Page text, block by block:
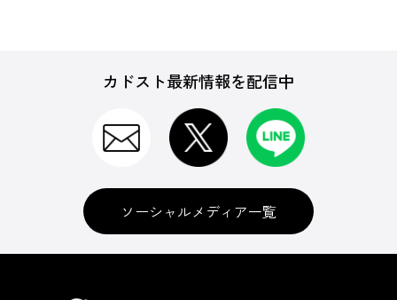
カドスト最新情報を配信中
ソーシャルメディア一覧